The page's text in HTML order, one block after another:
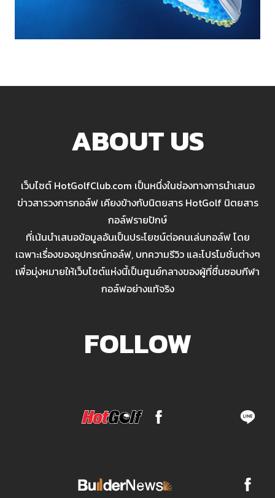
ABOUT US
เว็บไซต์ HotGolfClub.com เป็นหนึ่งในช่องทางการนำเสนอ
ข่าวสารวงการกอล์ฟ เคียงข้างกับนิตยสาร HotGolf นิตยสาร
กอล์ฟรายปักษ์
ที่เน้นนำเสนอข้อมูลอันเป็นประโยชน์ต่อคนเล่นกอล์ฟ โดย
เฉพาะเรื่องของอุปกรณ์กอล์ฟ, บทความรีวิว และโปรโมชั่นต่างๆ
เพื่อมุ่งหมายให้เว็บไซต์แห่งนี้เป็นศูนย์กลางของผู้ที่ชื่นชอบกีฬา
กอล์ฟอย่างแท้จริง
FOLLOW